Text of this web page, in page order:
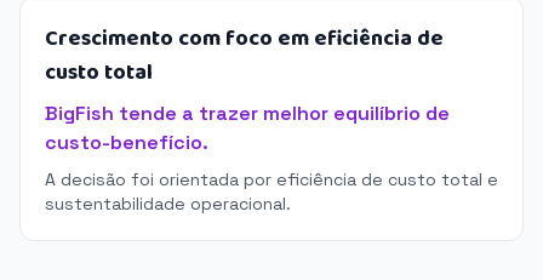
Crescimento com foco em eficiência de
custo total
BigFish tende a trazer melhor equilíbrio de
custo-benefício.
A decisão foi orientada por eficiência de custo total e
sustentabilidade operacional.